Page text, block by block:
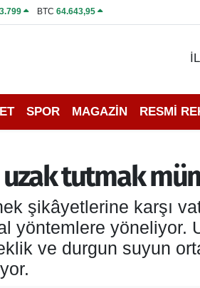
BTC 64.643,95
SPOR MAGAZİN RESMİ
tutmak
şikâyetlerine karşı
yöntemlere yöneliyor.
ve durgun suyun